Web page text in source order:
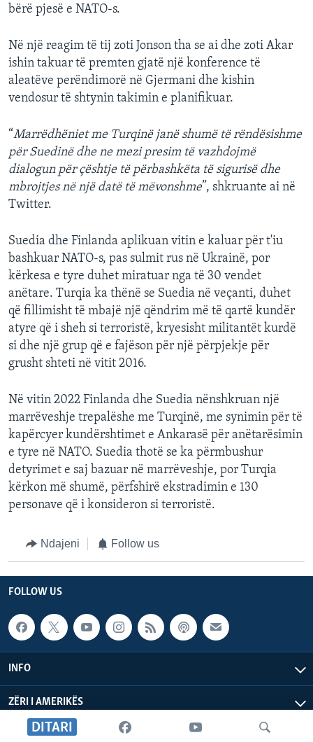
DITARI
bërë pjesë e NATO-s.
Në një reagim të tij zoti Jonson tha se ai dhe zoti Akar
ishin takuar të premten gjatë një konference të
aleatëve perëndimorë në Gjermani dhe kishin
vendosur të shtynin takimin e planifikuar.
“Marrëdhëniet me Turqinë janë shumë të rëndësishme
për Suedinë dhe ne mezi presim të vazhdojmë
dialogun për çështje të përbashkëta të sigurisë dhe
mbrojtjes në një datë të mëvonshme”, shkruante ai në
Twitter.
Suedia dhe Finlanda aplikuan vitin e kaluar për t'iu
bashkuar NATO-s, pas sulmit rus në Ukrainë, por
kërkesa e tyre duhet miratuar nga të 30 vendet
anëtare. Turqia ka thënë se Suedia në veçanti, duhet
që fillimisht të mbajë një qëndrim më të qartë kundër
atyre që i sheh si terroristë, kryesisht militantët kurdë
si dhe një grup që e fajëson për një përpjekje për
grusht shteti në vitit 2016.
Në vitin 2022 Finlanda dhe Suedia nënshkruan një
marrëveshje trepalëshe me Turqinë, me synimin për të
kapërcyer kundërshtimet e Ankarasë për anëtarësimin
e tyre në NATO. Suedia thotë se ka përmbushur
detyrimet e saj bazuar në marrëveshje, por Turqia
kërkon më shumë, përfshirë ekstradimin e 130
personave që i konsideron si terroristë.
Ndajeni Follow us
FOLLOW US
INFO
ZËRI I AMERIKËS